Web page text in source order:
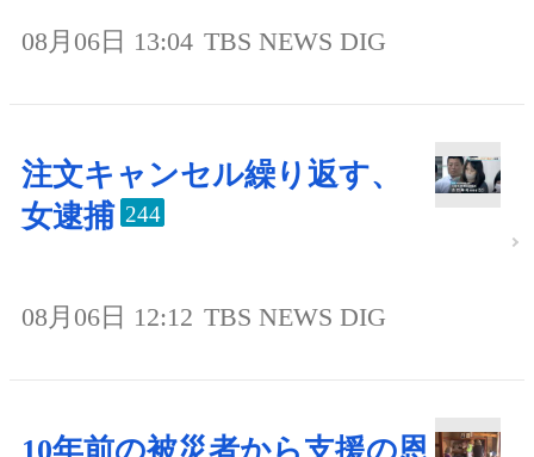
08月06日 13:04 TBS NEWS DIG
注文キャンセル繰り返す、
女逮捕 244
08月06日 12:12 TBS NEWS DIG
10年前の被災者から支援の恩